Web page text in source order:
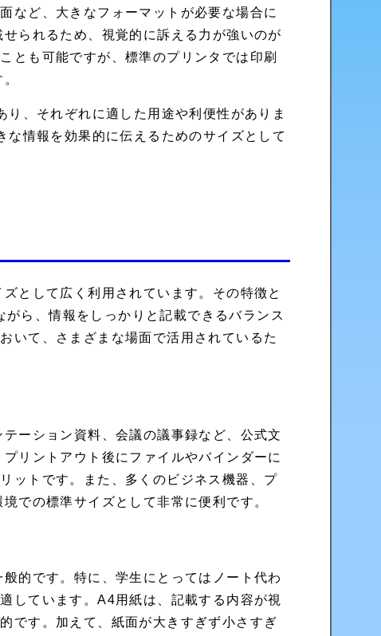
など、大きなフォーマットが必要な場合に
られるため、視覚的に訴える力が強いのが
とも可能ですが、標準のプリンタでは印刷
、それぞれに適した用途や利便性がありま
情報を効果的に伝えるためのサイズとして
として広く利用されています。その特徴と
ら、情報をしっかりと記載できるバランス
いて、さまざまな場面で活用されているた
ーション資料、会議の議事録など、公式文
リントアウト後にファイルやバインダーに
ットです。また、多くのビジネス機器、プ
での標準サイズとして非常に便利です。
的です。特に、学生にとってはノート代わ
しています。A4用紙は、記載する内容が視
です。加えて、紙面が大きすぎず小さすぎ